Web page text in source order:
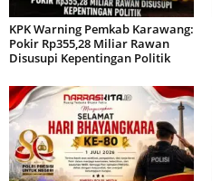
KPK Warning Pemkab Karawang:
Pokir Rp355,28 Miliar Rawan
Disusupi Kepentingan Politik